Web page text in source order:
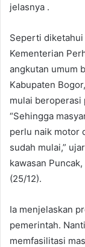
jelasnya .
Seperti diketahui
Kementerian
angkutan umum
Kabupaten
mulai beroperasi
“Sehingga
perlu naik motor
sudah mulai,”
kawasan
(25/12).
Ia menjelaskan
pemerintah.
memfasilitasi